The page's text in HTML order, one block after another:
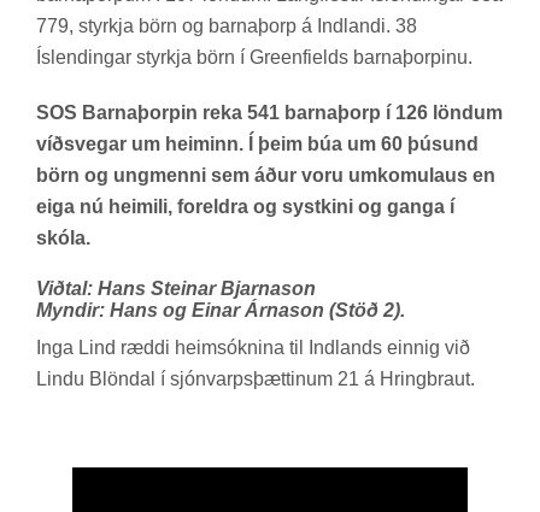
779, styrkja börn og barna­þorp á Indlandi. 38
Ís­lend­ing­ar styrkja börn í Green­fields barna­þorp­inu.
SOS Barnaþorpin reka 541 barnaþorp í 126 löndum
víðsvegar um heiminn. Í þeim búa um 60 þúsund
börn og ungmenni sem áður voru umkomulaus en
eiga nú heimili, foreldra og systkini og ganga í
skóla.
Viðtal: Hans Steinar Bjarnason
Myndir: Hans og Einar Árnason (Stöð 2).
Inga Lind ræddi heim­sókn­ina til Ind­lands einnig við
Lindu Blön­dal í sjón­varps­þætt­in­um 21 á Hring­braut.